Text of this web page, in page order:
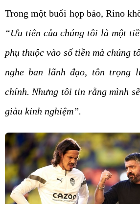
Trong một buổi họp báo, Rino
“Ưu tiên của chúng tôi là một
phụ thuộc vào số tiền mà chúng
nghe ban lãnh đạo, tôn trọng
chính. Nhưng tôi tin rằng mình
giàu kinh nghiệm”.